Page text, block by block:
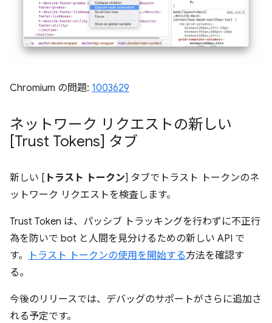
Chromium の問題: 1003629
ネットワーク リクエストの新しい
[Trust Tokens] タブ
新しい [ トラスト トークン] タブでトラスト トークンのネ
ットワーク リクエストを検査します。
Trust Token は、パッシブ トラッキングを行わずに不正行
為を防いで bot と人間を見分けるための新しい API で
す。
トラスト トークンの使用を開始する方法を確認す
る。
今後のリリースでは、デバッグのサポートがさらに追加さ
れる予定です。